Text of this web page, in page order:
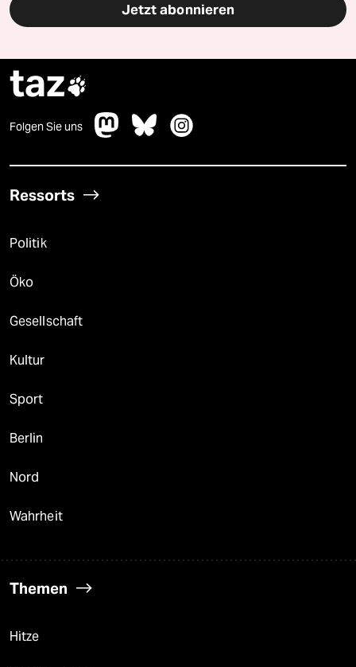
Jetzt abonnieren
taz
Folgen Sie uns
Ressorts
Politik
Öko
Gesellschaft
Kultur
Sport
Berlin
Nord
Wahrheit
Themen
Hitze